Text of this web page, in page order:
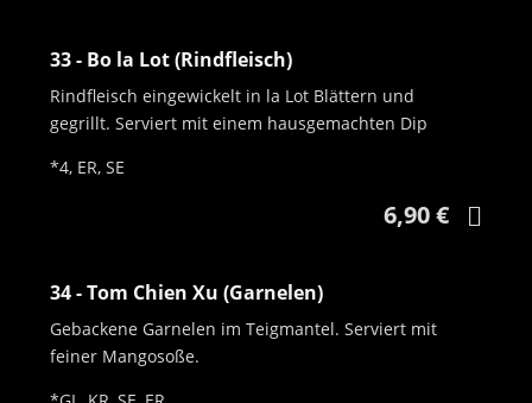
33 - Bo la Lot (Rindfleisch)
Rindfleisch eingewickelt in la Lot Blättern und
gegrillt. Serviert mit einem hausgemachten Dip
*4, ER, SE
6,90 €
34 - Tom Chien Xu (Garnelen)
Gebackene Garnelen im Teigmantel. Serviert mit
feiner Mangosoße.
uhdfsj